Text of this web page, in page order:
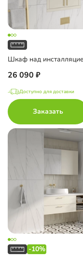
26 090
Доступно для доставки
Заказать
-10%